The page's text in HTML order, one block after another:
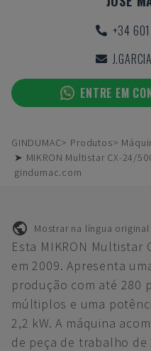
+34
ENTRE EM
GINDUMAC Produtos
➤ MIKRON Multistar CX-24/
gindumac.com
Mostrar na língua original
Esta MIKRON Multistar
em 2009. Apresenta
produção com até 280
múltiplos e uma
2,2 kW. A máquina
de peça de trabalho